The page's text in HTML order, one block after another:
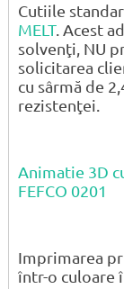
Cutiile
MELT. Acest
solvenţi, NU
solicitarea
cu sârmă de
rezistenţei.
Animatie 3D
FEFCO 0201
Imprimarea
într-o culoare